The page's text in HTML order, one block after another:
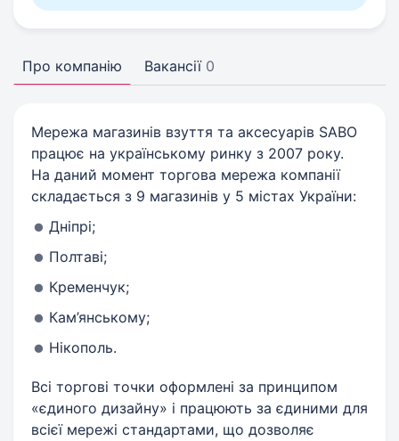
Про компанію Вакансії 0
Мережа магазинів взуття та аксесуарів SABO
працює на українському ринку з 2007 року.
На даний момент торгова мережа компанії
складається з 9 магазинів у 5 містах України:
Дніпрі;
Полтаві;
Кременчук;
Кам’янському;
Нікополь.
Всі торгові точки оформлені за принципом
«єдиного дизайну» і працюють за єдиними для
всієї мережі стандартами, що дозволяє